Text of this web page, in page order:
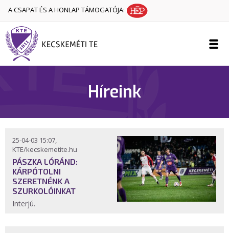
A CSAPAT ÉS A HONLAP TÁMOGATÓJA:
Híreink
25-04-03 15:07,
KTE/kecskemetite.hu
PÁSZKA LÓRÁND:
KÁRPÓTOLNI
SZERETNÉNK A
SZURKOLÓINKAT
Interjú.